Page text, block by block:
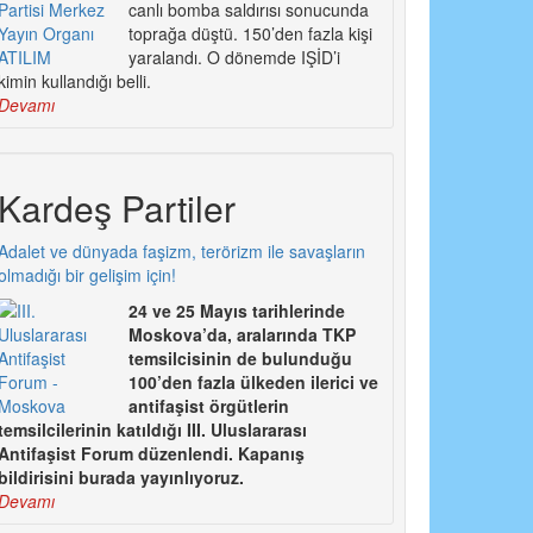
canlı bomba saldırısı sonucunda
toprağa düştü. 150’den fazla kişi
yaralandı. O dönemde IŞİD’i
kullandığı belli.
Kardeş Partiler
ve dünyada faşizm, terörizm ile savaşların
bir gelişim için!
24 ve 25 Mayıs tarihlerinde
Moskova’da, aralarında TKP
temsilcisinin de bulunduğu
100’den fazla ülkeden ilerici ve
antifaşist örgütlerin
katıldığı III. Uluslararası
Forum düzenlendi. Kapanış
burada yayınlıyoruz.